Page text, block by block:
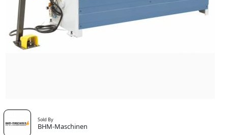
Sold By
BHM-Maschinen